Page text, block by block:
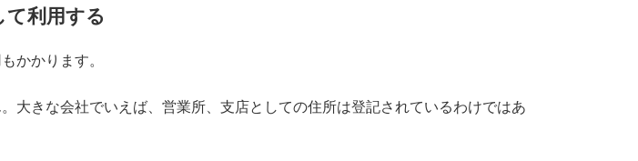
利用する
かかります。
大きな会社でいえば、営業所、支店としての住所は登記されているわけではあ